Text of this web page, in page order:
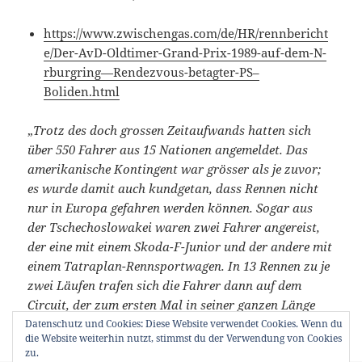
https://www.zwischengas.com/de/HR/rennbericht
e/Der-AvD-Oldtimer-Grand-Prix-1989-auf-dem-N-
rburgring—Rendezvous-betagter-PS–
Boliden.html
„Trotz des doch grossen Zeitaufwands hatten sich
über 550 Fahrer aus 15 Nationen angemeldet. Das
amerikanische Kontingent war grösser als je zuvor;
es wurde damit auch kundgetan, dass Rennen nicht
nur in Europa gefahren werden können. Sogar aus
der Tschechoslowakei waren zwei Fahrer angereist,
der eine mit einem Skoda-F-Junior und der andere mit
einem Tatraplan-Rennsportwagen. In 13 Rennen zu je
zwei Läufen trafen sich die Fahrer dann auf dem
Circuit, der zum ersten Mal in seiner ganzen Länge
von 4,542 km befahren werden konnte...“
Datenschutz und Cookies: Diese Website verwendet Cookies. Wenn du
die Website weiterhin nutzt, stimmst du der Verwendung von Cookies
zu.